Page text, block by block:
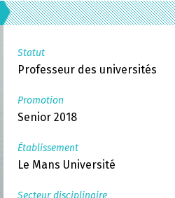
Statut
Professeur des universités
Promotion
Senior 2018
Établissement
Le Mans Université
Secteur disciplinaire